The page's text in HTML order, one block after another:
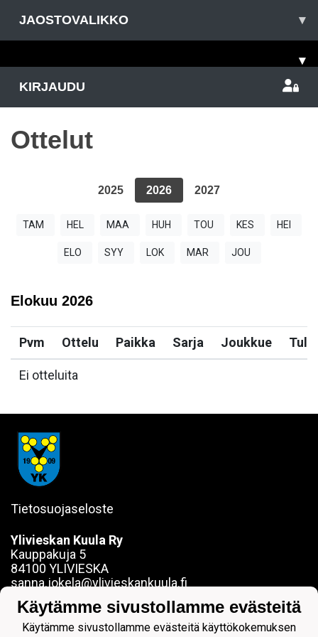
JAOSTOVALIKKO ▾
▾
KIRJAUDU
Ottelut
2025 2026 2027
TAM HEL MAA HUH TOU KES HEI
ELO SYY LOK MAR JOU
Elokuu 2026
Pvm Ottelu Paikka Sarja Joukkue
Ei otteluita
Tietosuojaseloste
Ylivieskan Kuula Ry
Kauppakuja 5
84100 YLIVIESKA
sanna.jokela@ylivieskankuula.fi
Y-tunnus: 0190563-7
Käytämme sivustollamme evästeitä
Käytämme sivustollamme evästeitä käyttökokemuksen